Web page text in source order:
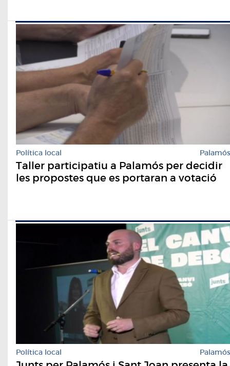
Política local Palamós
Taller participatiu a Palamós per decidir
les propostes que es portaran a votació
Política local Palamós